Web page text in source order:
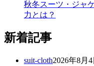
秋冬スーツ・ジャ
力とは？
新着記事
suit-cloth2026年8月4